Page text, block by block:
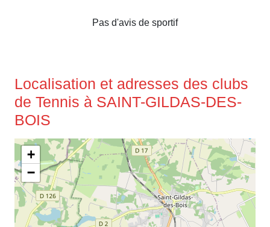
Pas d'avis de sportif
Localisation et adresses des clubs
de Tennis à SAINT-GILDAS-DES-
BOIS
+
−